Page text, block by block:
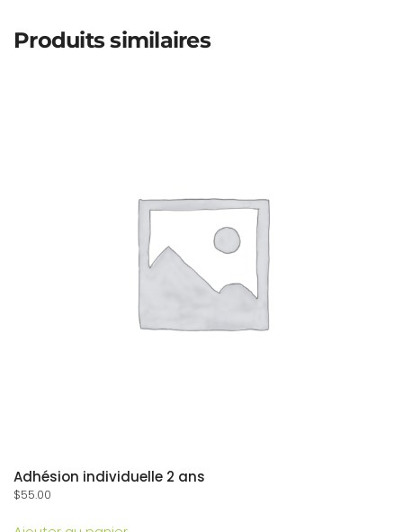
Produits similaires
Adhésion individuelle 2 ans
$55.00